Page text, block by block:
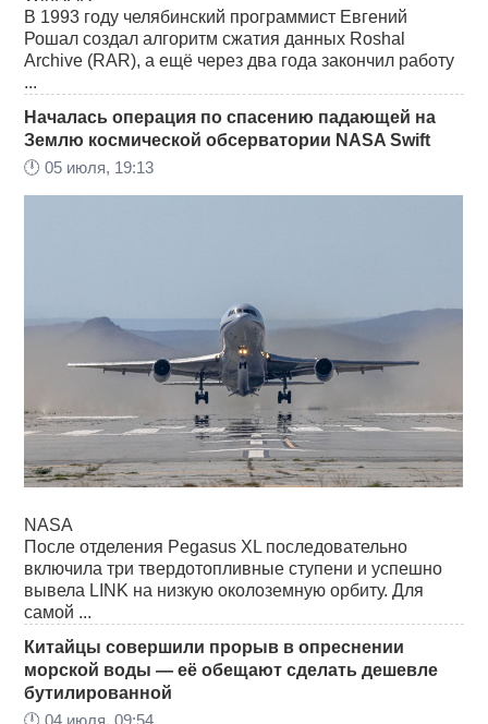
В 1993 году челябинский программист Евгений
Рошал создал алгоритм сжатия данных Roshal
Archive (RAR), а ещё через два года закончил работу
...
Началась операция по спасению падающей на
Землю космической обсерватории NASA Swift
🕛05 июля, 19:13
NASA
После отделения Pegasus XL последовательно
включила три твердотопливные ступени и успешно
вывела LINK на низкую околоземную орбиту. Для
самой ...
Китайцы совершили прорыв в опреснении
морской воды — её обещают сделать дешевле
бутилированной
🕛04 июля, 09:54